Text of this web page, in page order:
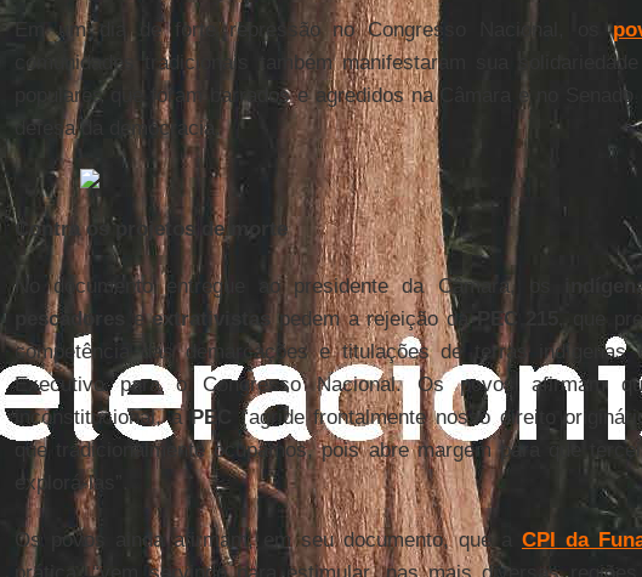
Em um dia de forte repressão no Congresso Nacional, os
comunidades tradicionais também manifestaram sua
populares que foram barrados e agredidos na Câmara e no
defesa da democracia.
Contra os projetos de morte
No documento entregue ao presidente da Câmara, os
pescadores
eextrativistas pedem a rejeição daPEC 215
, que
competência das demarcações e titulações de terras indígenas
Executivo para o Congresso Nacional. Os povos afirmam
inconstitucional, aPEC
“agride frontalmente nosso direito
que tradicionalmente ocupamos, pois abre margem para que
explorá-las”.
Os povos ainda afirmam, em seu documento, que a CPI da